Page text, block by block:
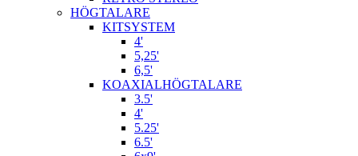
HÖGTALARE
KITSYSTEM
4'
5,25'
6,5'
KOAXIALHÖGTALARE
3.5'
4'
5.25'
6.5'